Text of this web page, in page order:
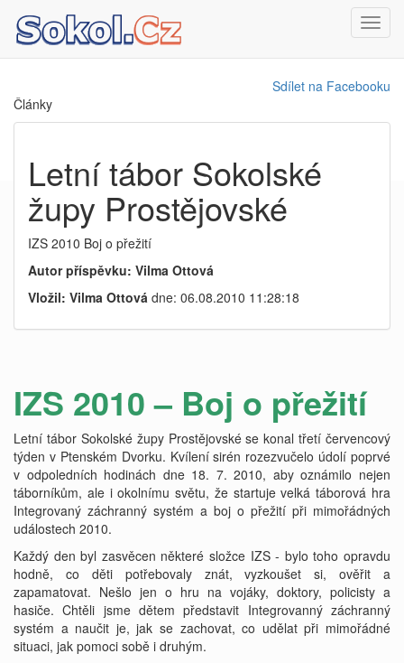
Sdílet na Facebooku
Články
Letní tábor Sokolské
župy Prostějovské
IZS 2010 Boj o přežití
Autor příspěvku: Vilma Ottová
Vložil: Vilma Ottová dne: 06.08.2010 11:28:18
IZS 2010 – Boj o přežití
Letní tábor Sokolské župy Prostějovské se konal třetí červencový
týden v Ptenském Dvorku. Kvílení sirén rozezvučelo údolí poprvé
v odpoledních hodinách dne 18. 7. 2010, aby oznámilo nejen
táborníkům, ale i okolnímu světu, že startuje velká táborová hra
Integrovaný záchranný systém a boj o přežití při mimořádných
událostech 2010.
Každý den byl zasvěcen některé složce IZS - bylo toho opravdu
hodně, co děti potřebovaly znát, vyzkoušet si, ověřit a
zapamatovat. Nešlo jen o hru na vojáky, doktory, policisty a
hasiče. Chtěli jsme dětem představit Integrovanný záchranný
systém a naučit je, jak se zachovat, co udělat při mimořádné
situaci, jak pomoci sobě i druhým.